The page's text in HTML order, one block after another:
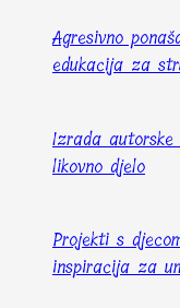
Agresivno
edukacija za
Izrada
likovno djelo
Projekti s
inspiracija za